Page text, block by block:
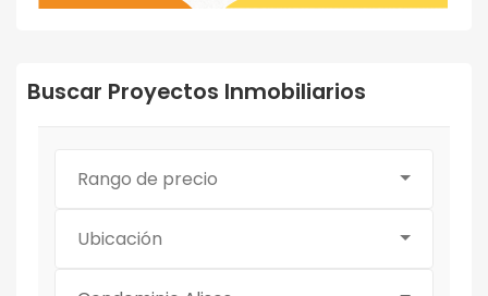
Buscar Proyectos Inmobiliarios
Rango de precio
Ubicación